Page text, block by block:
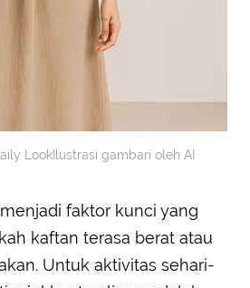
LookIlustrasi gambari oleh AI
faktor kunci yang
kaftan terasa berat atau
Untuk aktivitas sehari-